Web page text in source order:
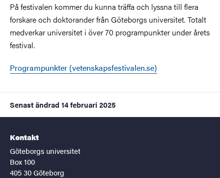
På festivalen kommer du kunna träffa och lyssna till flera
forskare och doktorander från Göteborgs universitet. Totalt
medverkar universitet i över 70 programpunkter under årets
festival.
Programpunkter (vetenskapsfestivalen.se)
Senast ändrad 14 februari 2025
Kontakt
Göteborgs universitet
Box 100
405 30 Göteborg